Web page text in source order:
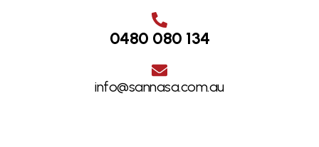
0480 080 134
info@sannasa.com.au